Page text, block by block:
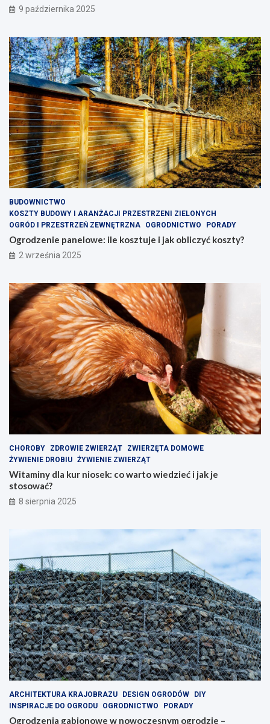
9 października 2025
BUDOWNICTWO
KOSZTY BUDOWY I ARANŻACJI PRZESTRZENI ZIELONYCH
OGRÓD I PRZESTRZEŃ ZEWNĘTRZNA
OGRODNICTWO PORADY
Ogrodzenie panelowe: ile kosztuje i jak obliczyć koszty?
2 września 2025
CHOROBY ZDROWIE ZWIERZĄT
ZWIERZĘTA DOMOWE
ŻYWIENIE DROBIU ŻYWIENIE ZWIERZĄT
Witaminy dla kur niosek: co warto wiedzieć i jak je
stosować?
8 sierpnia 2025
ARCHITEKTURA KRAJOBRAZU DESIGN OGRODÓW
DIY
INSPIRACJE DO OGRODU
OGRODNICTWO PORADY
Ogrodzenia gabionowe w nowoczesnym ogrodzie –